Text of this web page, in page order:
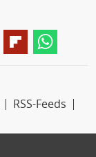
RSS-Feeds